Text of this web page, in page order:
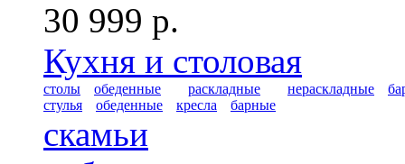
30 999 р.
Кухня и столовая
столы обеденные раскладные нераскладные
стулья
обеденные кресла барные
скамьи